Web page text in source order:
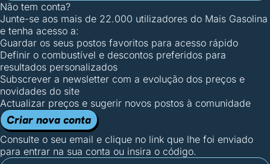
Não tem conta?
Junte-se aos mais de 22.000 utilizadores do Mais Gasolina
e tenha acesso a:
Guardar os seus postos favoritos para acesso rápido
Definir o combustível e descontos preferidos para
resultados personalizados
Subscrever a newsletter com a evolução dos preços e
novidades do site
Actualizar preços e sugerir novos postos à comunidade
Criar nova conta
Consulte o seu email e clique no link que lhe foi enviado
para entrar na sua conta ou insira o código.